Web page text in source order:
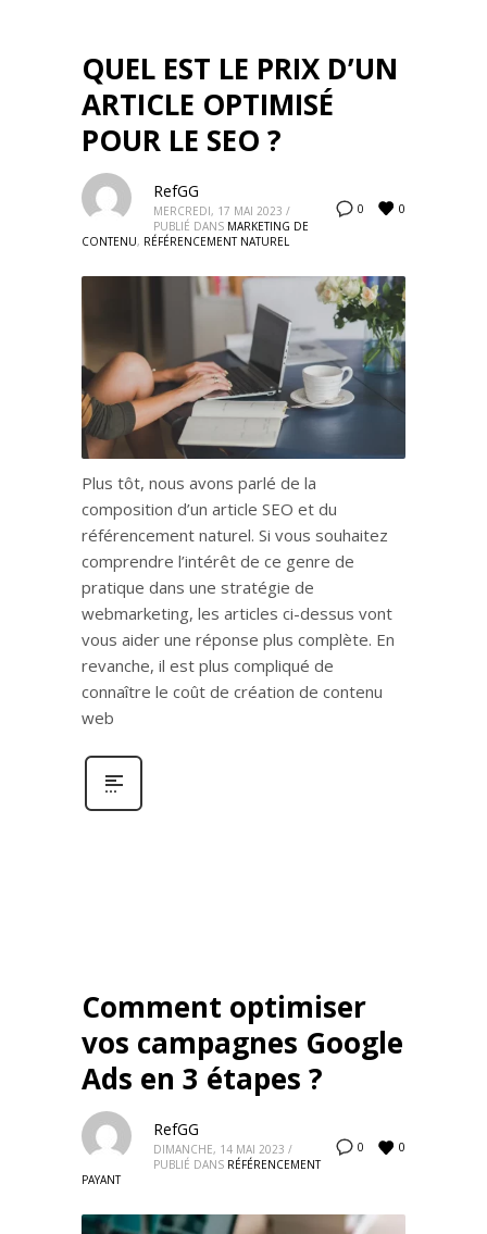
QUEL EST LE PRIX D’UN
ARTICLE OPTIMISÉ
POUR LE SEO ?
0 0
RefGG
MERCREDI, 17 MAI 2023 /
PUBLIÉ DANS MARKETING DE
CONTENU, RÉFÉRENCEMENT NATUREL
Plus tôt, nous avons parlé de la
composition d’un article SEO et du
référencement naturel. Si vous souhaitez
comprendre l’intérêt de ce genre de
pratique dans une stratégie de
webmarketing, les articles ci-dessus vont
vous aider une réponse plus complète. En
revanche, il est plus compliqué de
connaître le coût de création de contenu
web
Comment optimiser
vos campagnes Google
Ads en 3 étapes ?
0 0
RefGG
DIMANCHE, 14 MAI 2023 /
PUBLIÉ DANS RÉFÉRENCEMENT
PAYANT